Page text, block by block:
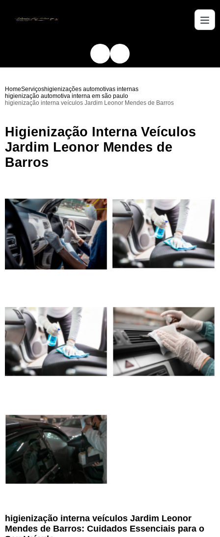
HomeServiçoshigienizações automotivas internas
higienização automotiva interna em são paulo
higienização interna veículos Jardim Leonor Mendes de Barros
Higienização Interna Veículos
Jardim Leonor Mendes de
Barros
higienização interna veículos Jardim Leonor
Mendes de Barros: Cuidados Essenciais para o